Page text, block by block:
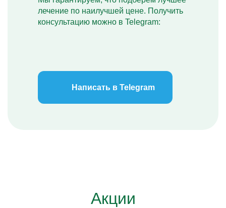
лечение по наилучшей цене. Получить
консультацию можно в Telegram:
Написать в Telegram
Акции